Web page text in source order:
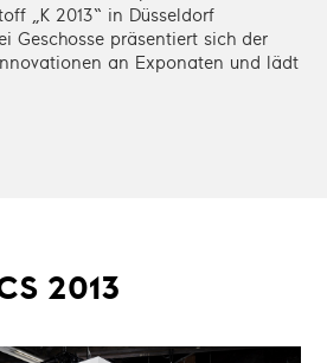
„K 2013“ in Düsseldorf
Geschosse präsentiert sich der
an Exponaten und lädt
2013